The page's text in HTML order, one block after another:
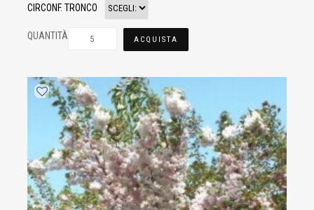
CIRCONF. TRONCO
QUANTITÀ ACQUISTA